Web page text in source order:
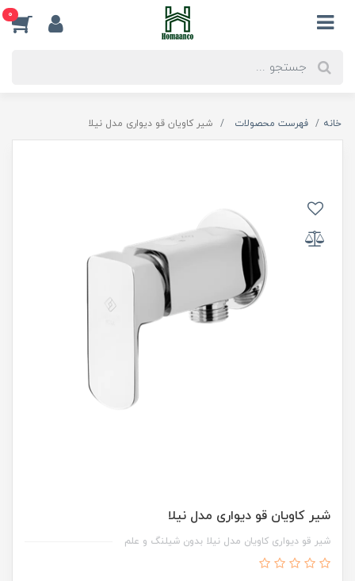
0
خانه فهرست محصولات شیر کاویان قو دیواری مدل نیلا
شیر کاویان قو دیواری مدل نیلا
شیر قو دیواری کاویان مدل نیلا بدون شیلنگ و علم